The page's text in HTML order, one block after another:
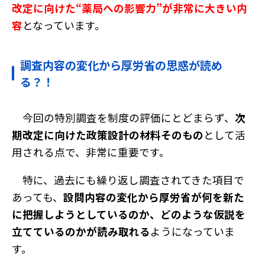
改定に向けた“薬局への影響力”が非常に大きい内
容となっています。
調査内容の変化から厚労省の思惑が読め
る？！
今回の特別調査を制度の評価にとどまらず、 次
期改定に向けた政策設計の材料そのものとして活
用される点で、非常に重要です。
特に、過去にも繰り返し調査されてきた項目で
あっても、 設問内容の変化から厚労省が何を新た
に把握しようとしているのか、どのような仮説を
立てているのかが読み取れるようになっていま
す。